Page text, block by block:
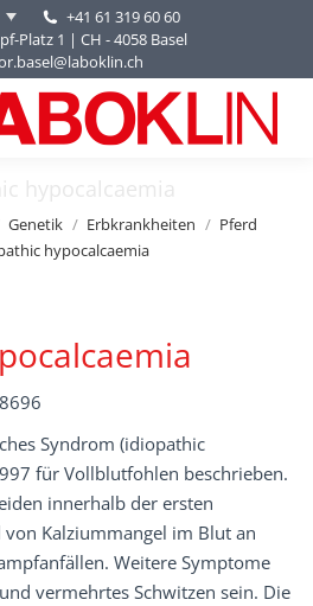
+41 61 319 60 60
Platz 1 | CH - 4058 Basel
hypocalcaemia
Genetik Erbkrankheiten
Pferd
hypocalcaemia
Syndrom (idiopathic
für Vollblutfohlen beschrieben.
innerhalb der ersten
Kalziummangel im Blut an
Weitere Symptome
vermehrtes Schwitzen sein. Die